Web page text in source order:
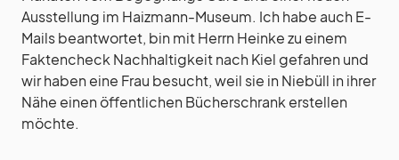
Ausstellung im Haizmann-Museum. Ich habe auch E-
Mails beantwortet, bin mit Herrn Heinke zu einem
Faktencheck Nachhaltigkeit nach Kiel gefahren und
wir haben eine Frau besucht, weil sie in Niebüll in ihrer
Nähe einen öffentlichen Bücherschrank erstellen
möchte.